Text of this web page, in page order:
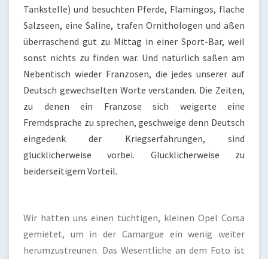
Tankstelle) und besuchten Pferde, Flamingos, flache
Salzseen, eine Saline, trafen Ornithologen und aßen
überraschend gut zu Mittag in einer Sport-Bar, weil
sonst nichts zu finden war. Und natürlich saßen am
Nebentisch wieder Franzosen, die jedes unserer auf
Deutsch gewechselten Worte verstanden. Die Zeiten,
zu denen ein Franzose sich weigerte eine
Fremdsprache zu sprechen, geschweige denn Deutsch
eingedenk der Kriegserfahrungen, sind
glücklicherweise vorbei. Glücklicherweise zu
beiderseitigem Vorteil.
Wir hatten uns einen tüchtigen, kleinen Opel Corsa
gemietet, um in der Camargue ein wenig weiter
herumzustreunen. Das Wesentliche an dem Foto ist